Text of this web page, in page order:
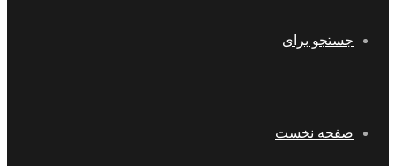
جستجو برای
صفحه نخست